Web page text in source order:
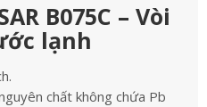
B075C – Vòi
lạnh
chất không chứa Pb